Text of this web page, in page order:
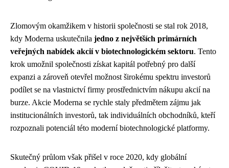
Zlomovým okamžikem v historii společnosti se stal rok 2018,
kdy Moderna uskutečnila jedno z největších primárních
veřejných nabídek akcií v biotechnologickém sektoru. Tento
krok umožnil společnosti získat kapitál potřebný pro další
expanzi a zároveň otevřel možnost širokému spektru investorů
podílet se na vlastnictví firmy prostřednictvím nákupu akcií na
burze. Akcie Moderna se rychle staly předmětem zájmu jak
institucionálních investorů, tak individuálních obchodníků, kteří
rozpoznali potenciál této moderní biotechnologické platformy.
Skutečný průlom však přišel v roce 2020, kdy globální